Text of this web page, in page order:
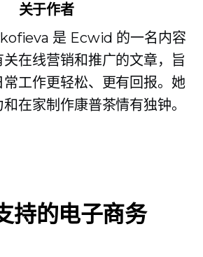
关于作者
是 Ecwid 的一名内容
在线营销和推广的文章，旨
工作更轻松、更有回报。她
在家制作康普茶情有独钟。
持的电子商务